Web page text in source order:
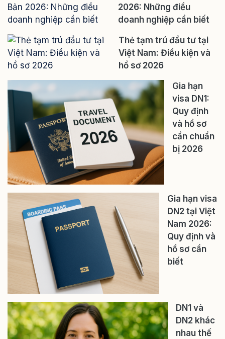
2026: Những điều
doanh nghiệp cần biết
Thẻ tạm trú đầu tư tại
Việt Nam: Điều kiện và
hồ sơ 2026
Gia hạn
visa DN1:
Quy định
và hồ sơ
cần chuẩn
bị 2026
Gia hạn visa
DN2 tại Việt
Nam 2026:
Quy định và
hồ sơ cần
biết
DN1 và
DN2 khác
nhau thế